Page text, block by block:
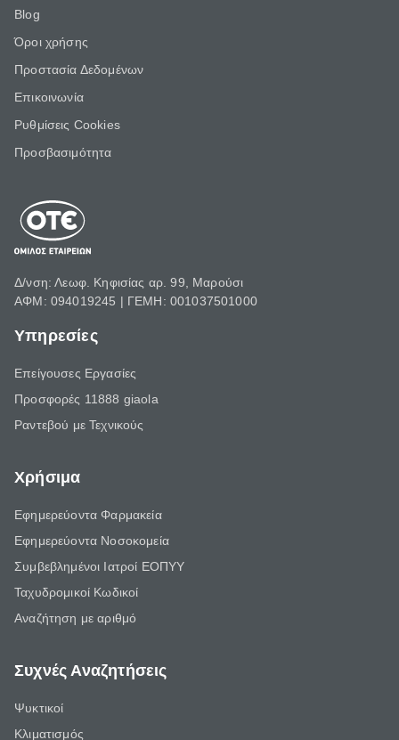
Blog
Όροι χρήσης
Προστασία Δεδομένων
Επικοινωνία
Ρυθμίσεις Cookies
Προσβασιμότητα
Δ/νση: Λεωφ. Κηφισίας αρ. 99, Μαρούσι
ΑΦΜ: 094019245 | ΓΕΜΗ: 001037501000
Υπηρεσίες
Επείγουσες Εργασίες
Προσφορές 11888 giaola
Ραντεβού με Τεχνικούς
Χρήσιμα
Εφημερεύοντα Φαρμακεία
Εφημερεύοντα Νοσοκομεία
Συμβεβλημένοι Ιατροί ΕΟΠΥΥ
Ταχυδρομικοί Κωδικοί
Αναζήτηση με αριθμό
Συχνές Αναζητήσεις
Ψυκτικοί
Κλιματισμός